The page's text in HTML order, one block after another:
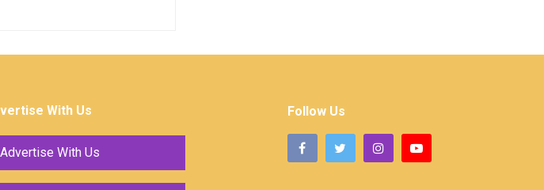
With Us
Advertise With Us
Follow Us